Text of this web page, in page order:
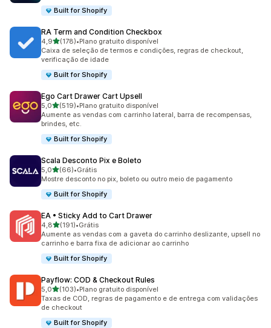
Built for Shopify
RA Term and Condition Checkbox
4,9de 5 estrelas
(178)
178 avaliações ao todo
•Plano gratuito disponível
Caixa de seleção de termos e condições, regras de checkout,
verificação de idade
Built for Shopify
Ego Cart Drawer Cart Upsell
5,0de 5 estrelas
(519)
519 avaliações ao todo
•Plano gratuito disponível
Aumente as vendas com carrinho lateral, barra de recompensas,
brindes, etc.
Built for Shopify
Scala Desconto Pix e Boleto
5,0de 5 estrelas
(66)
66 avaliações ao todo
•Grátis
Mostre desconto no pix, boleto ou outro meio de pagamento
Built for Shopify
EA • Sticky Add to Cart Drawer
4,8de 5 estrelas
(191)
191 avaliações ao todo
•Grátis
Aumente as vendas com a gaveta do carrinho deslizante, upsell no
carrinho e barra fixa de adicionar ao carrinho
Built for Shopify
Payflow: COD & Checkout Rules
5,0de 5 estrelas
(103)
103 avaliações ao todo
•Plano gratuito disponível
Taxas de COD, regras de pagamento e de entrega com validações
de checkout
Built for Shopify